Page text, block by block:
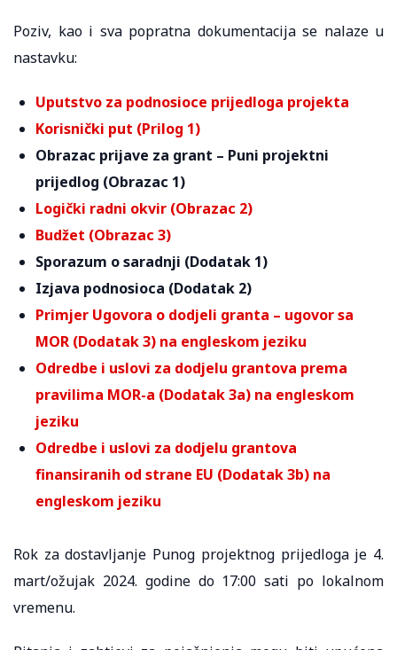
Poziv, kao i sva popratna dokumentacija se nalaze u
nastavku:
Uputstvo za podnosioce prijedloga projekta
Korisnički put (Prilog 1)
Obrazac prijave za grant – Puni projektni
prijedlog (Obrazac 1)
Logički radni okvir (Obrazac 2)
Budžet (Obrazac 3)
Sporazum o saradnji (Dodatak 1)
Izjava podnosioca (Dodatak 2)
Primjer Ugovora o dodjeli granta – ugovor sa
MOR (Dodatak 3) na engleskom jeziku
Odredbe i uslovi za dodjelu grantova prema
pravilima MOR-a (Dodatak 3a) na engleskom
jeziku
Odredbe i uslovi za dodjelu grantova
finansiranih od strane EU (Dodatak 3b) na
engleskom jeziku
Rok za dostavljanje Punog projektnog prijedloga je 4.
mart/ožujak 2024. godine do 17:00 sati po lokalnom
vremenu.